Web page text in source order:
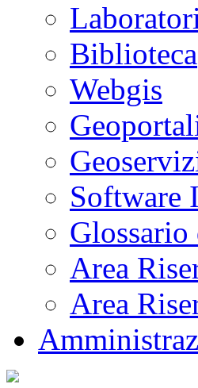
Biblioteca
Webgis
Software
Area
Area